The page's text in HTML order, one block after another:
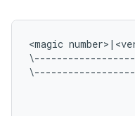
<magic